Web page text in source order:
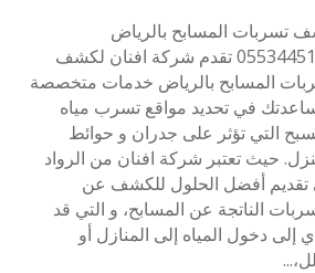
تسربات المسابح بالرياض
0553445129 تقدم شركة افنان لكشف
المسابح بالرياض خدمات متخصصة
في تحديد مواقع تسرب مياه
التي تؤثر على جدران و حوائط
حيث تعتبر شركة افنان من الرواد
أفضل الحلول للكشف عن
الناتجة عن المسابح، و التي قد
إلى دخول المياه إلى المنازل أو